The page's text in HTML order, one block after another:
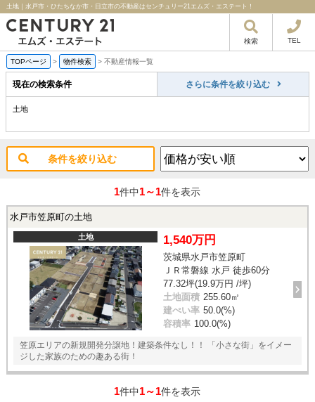
土地｜水戸市・ひたちなか市・日立市の不動産はセンチュリー21エムズ・エステート！
検索 TEL
TOPページ > 物件検索 > 不動産情報一覧
現在の検索条件 さらに条件を絞り込む
土地
条件を絞り込む
1件中1～1件を表示
水戸市笠原町の土地
土地 1,540万円
茨城県水戸市笠原町
ＪＲ常磐線 水戸 徒歩60分
77.32坪(19.9万円 /坪)
土地面積 255.60㎡
建ぺい率 50.0(%)
容積率 100.0(%)
笠原エリアの新規開発分譲地！建築条件なし！！ 「小さな街」をイメー
ジした家族のための趣ある街！
1件中1～1件を表示